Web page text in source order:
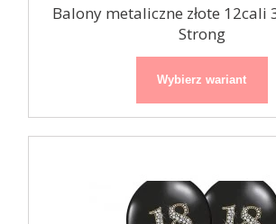
Balony metaliczne złote 12cali
Strong
Wybierz wariant